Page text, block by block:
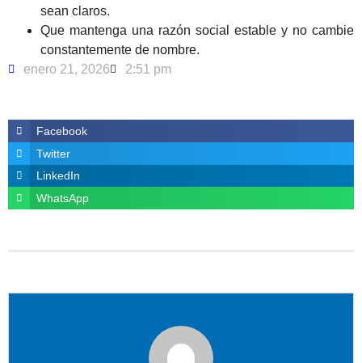
sean claros.
Que mantenga una razón social estable y no cambie
constantemente de nombre.
enero 21, 2026
2:51 pm
Facebook
Twitter
LinkedIn
WhatsApp